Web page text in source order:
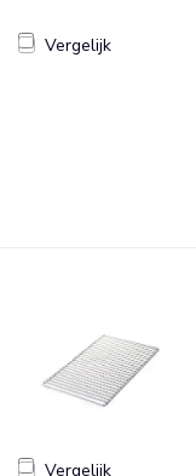
Vergelijk
Vergelijk